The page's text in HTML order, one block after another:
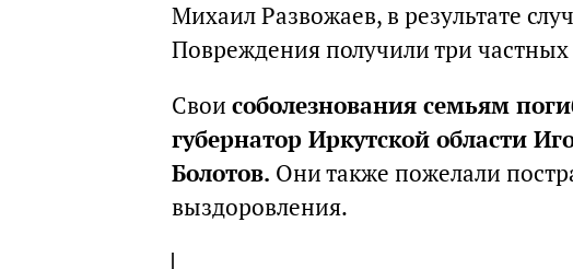
Михаил Развожаев, в результате
Повреждения получили три
Свои соболезнования семьям
губернатор Иркутской области
Болотов. Они также пожелали
выздоровления.